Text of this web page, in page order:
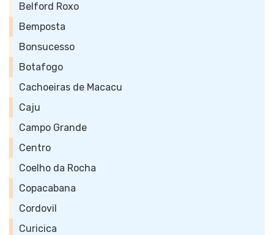
Belford Roxo
Bemposta
Bonsucesso
Botafogo
Cachoeiras de Macacu
Caju
Campo Grande
Centro
Coelho da Rocha
Copacabana
Cordovil
Curicica